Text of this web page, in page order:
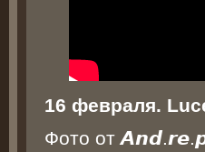
16 февраля.
Фото от